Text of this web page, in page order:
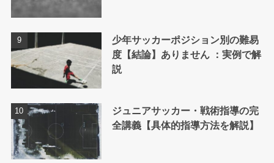
少年サッカーポジション別の難易
度【結論】ありません ：実例で解
説
ジュニアサッカー・戦術指導の完
全講義【具体的指導方法を解説】